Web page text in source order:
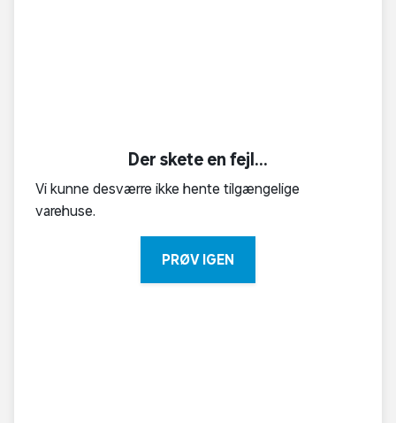
Der skete en fejl...
Vi kunne desværre ikke hente tilgængelige
varehuse.
PRØV IGEN